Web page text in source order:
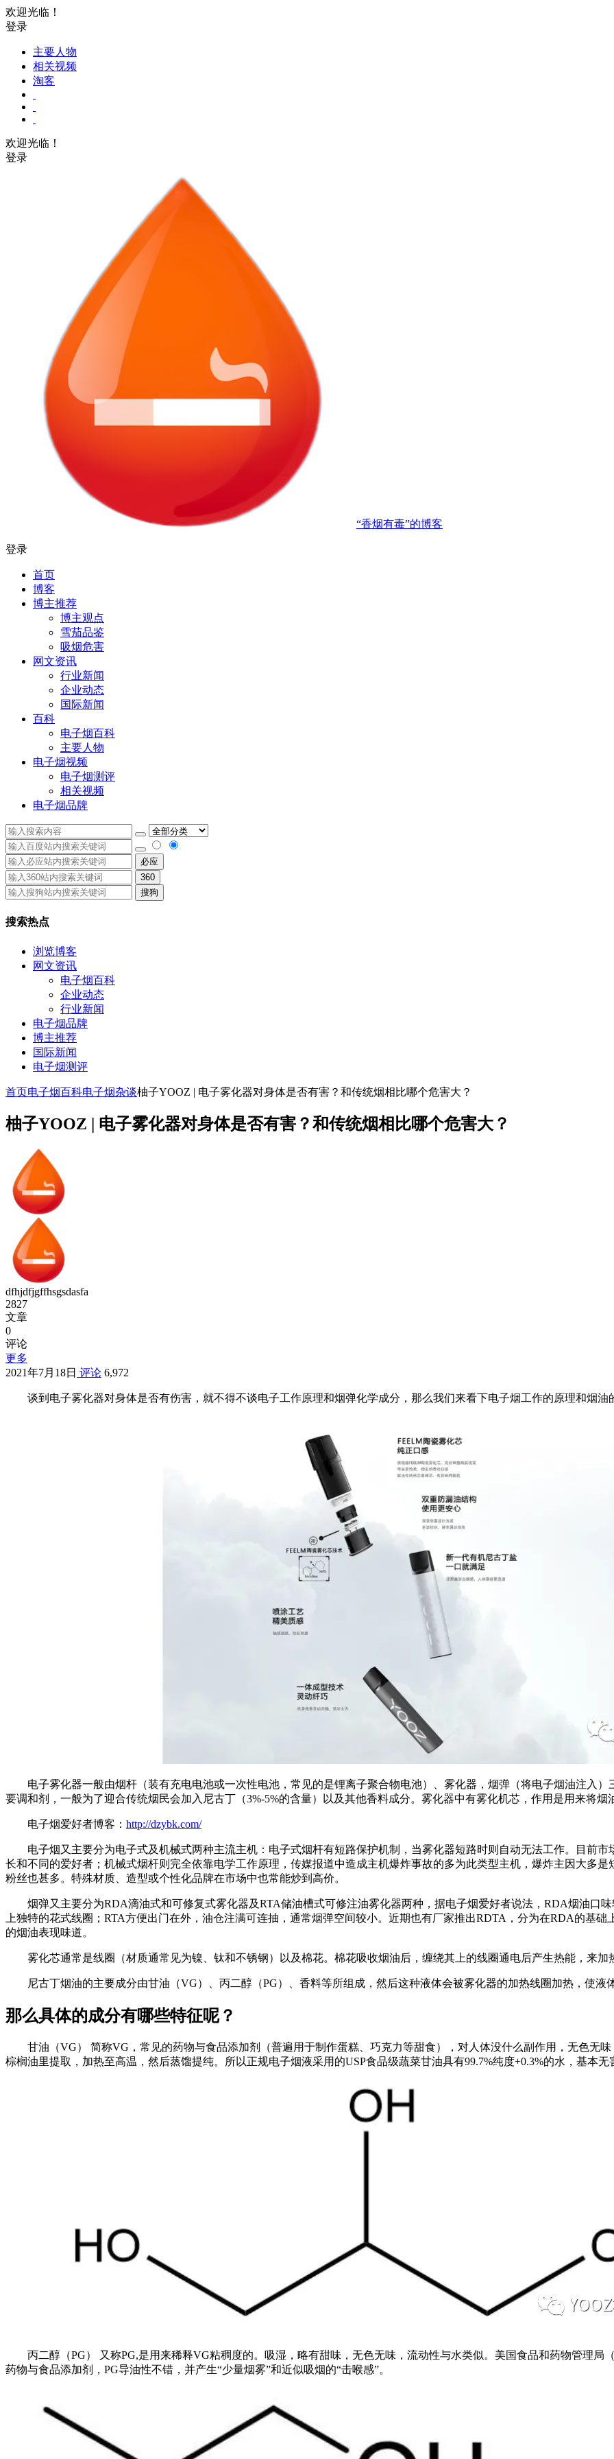
欢迎光临！
登录
主要人物
相关视频
淘客
欢迎光临！
登录
“香烟有毒”的博客
登录
首页
博客
博主推荐
博主观点
雪茄品鉴
吸烟危害
网文资讯
行业新闻
企业动态
国际新闻
百科
电子烟百科
主要人物
电子烟视频
电子烟测评
相关视频
电子烟品牌
必应
360
搜狗
搜索热点
浏览博客
网文资讯
电子烟百科
企业动态
行业新闻
电子烟品牌
博主推荐
国际新闻
电子烟测评
首页电子烟百科电子烟杂谈柚子YOOZ | 电子雾化器对身体是否有害？和传统烟相比哪个危害大？
柚子YOOZ | 电子雾化器对身体是否有害？和传统烟相比哪个危害大？
dfhjdfjgffhsgsdasfa
2827
文章
0
评论
更多
2021年7月18日 评论 6,972
谈到电子雾化器对身体是否有伤害，就不得不谈电子工作原理和烟弹化学成分，那么我们来看下电子烟工作的原理和烟油
电子雾化器一般由烟杆（装有充电电池或一次性电池，常见的是锂离子聚合物电池）、雾化器，烟弹（将电子烟油注入
要调和剂，一般为了迎合传统烟民会加入尼古丁（3%-5%的含量）以及其他香料成分。雾化器中有雾化机芯，作用是用来将烟
电子烟爱好者博客： http://dzybk.com/
电子烟又主要分为电子式及机械式两种主流主机：电子式烟杆有短路保护机制，当雾化器短路时则自动无法工作。目前
长和不同的爱好者；机械式烟杆则完全依靠电学工作原理，传媒报道中造成主机爆炸事故的多为此类型主机，爆炸主因大多
粉丝也甚多。特殊材质、造型或个性化品牌在市场中也常能炒到高价。
烟弹又主要分为RDA滴油式和可修复式雾化器及RTA储油槽式可修注油雾化器两种，据电子烟爱好者说法，RDA烟油口
上独特的花式线圈；RTA方便出门在外，油仓注满可连抽，通常烟弹空间较小。近期也有厂家推出RDTA，分为在RDA的基
的烟油表现味道。
雾化芯通常是线圈（材质通常见为镍、钛和不锈钢）以及棉花。棉花吸收烟油后，缠绕其上的线圈通电后产生热能，来加
尼古丁烟油的主要成分由甘油（VG）、丙二醇（PG）、香料等所组成，然后这种液体会被雾化器的加热线圈加热，使液
那么具体的成分有哪些特征呢？
甘油（VG） 简称VG，常见的药物与食品添加剂（普遍用于制作蛋糕、巧克力等甜食），对人体没什么副作用，无色无
棕榈油里提取，加热至高温，然后蒸馏提纯。所以正规电子烟液采用的USP食品级蔬菜甘油具有99.7%纯度+0.3%的水，基本无
丙二醇（PG） 又称PG,是用来稀释VG粘稠度的。吸湿，略有甜味，无色无味，流动性与水类似。美国食品和药物管理局
药物与食品添加剂，PG导油性不错，并产生“少量烟雾”和近似吸烟的“击喉感”。